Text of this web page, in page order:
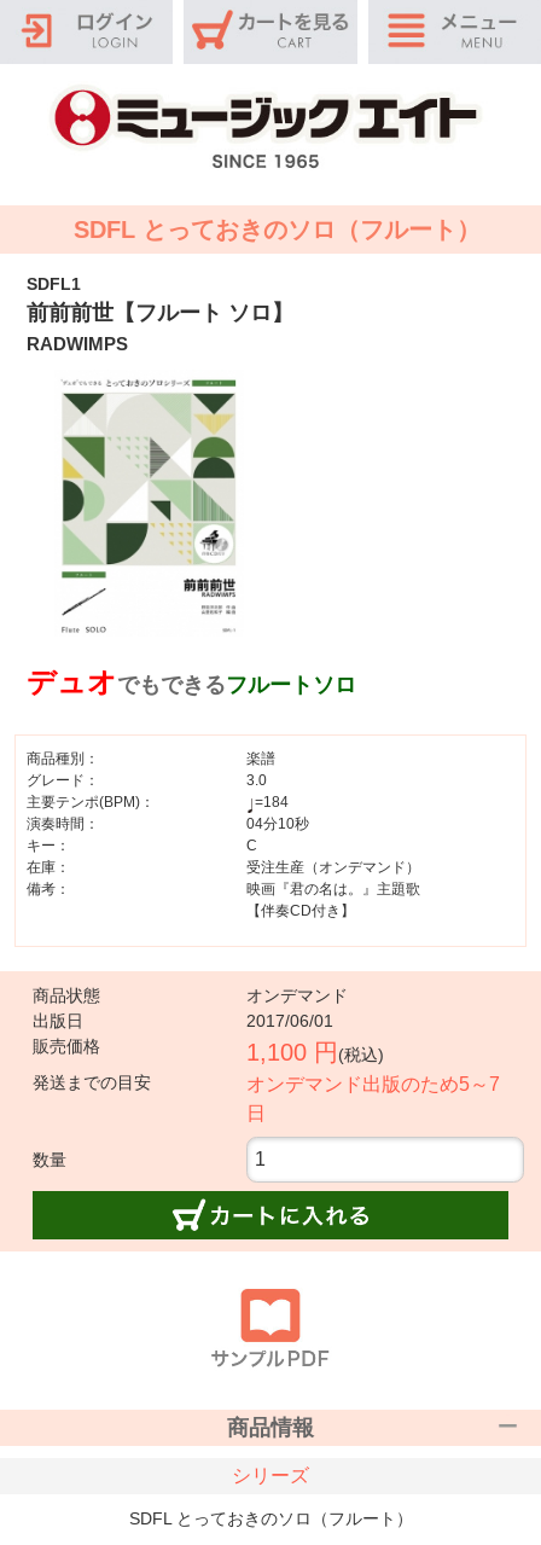
SDFL とっておきのソロ（フルート）
SDFL1
前前前世【フルート ソロ】
RADWIMPS
デュオでもできるフルートソロ
商品種別：
楽譜
グレード：
3.0
主要テンポ(BPM)：
=184
演奏時間：
04分10秒
キー：
C
在庫：
受注生産（オンデマンド）
備考：
映画『君の名は。』主題歌
【伴奏CD付き】
商品状態
オンデマンド
出版日
2017/06/01
販売価格
1,100 円 (税込)
発送までの目安
オンデマンド出版のため5～7
日
数量
商品情報
シリーズ
SDFL とっておきのソロ（フルート）